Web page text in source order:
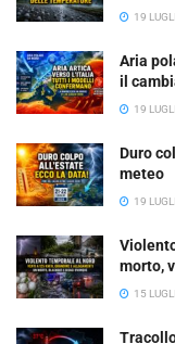
19
Aria
il
19
Duro
meteo
19
morto,
15